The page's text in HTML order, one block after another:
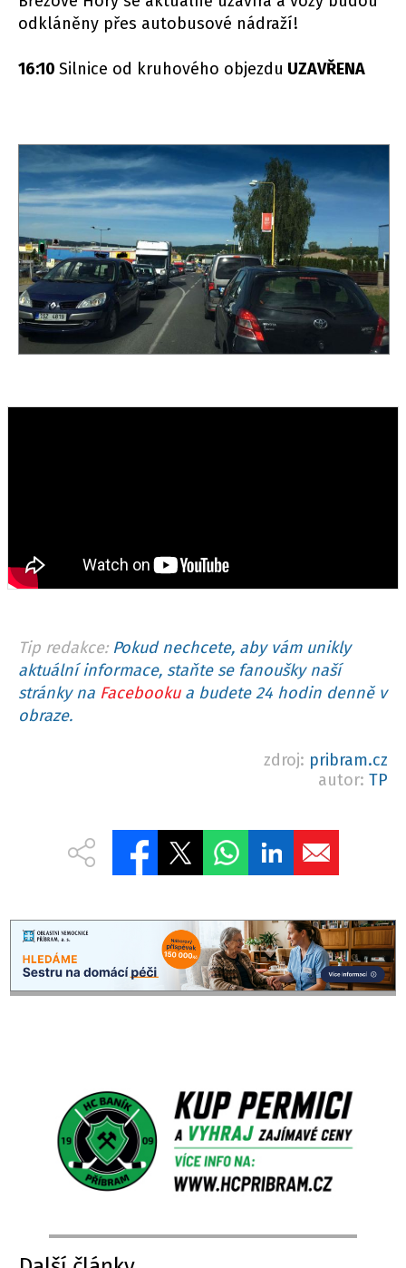
odkláněny přes autobusové nádraží!
16:10 Silnice od kruhového objezdu UZAVŘENA
Tip redakce: Pokud nechcete, aby vám unikly
aktuální informace, staňte se fanoušky naší
stránky na Facebookua budete 24 hodin denně v
obraze.
zdroj: pribram.cz
autor: TP